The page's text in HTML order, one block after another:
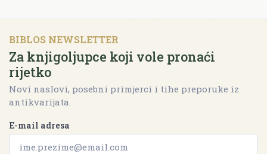
BIBLOS NEWSLETTER
Za knjigoljupce koji vole pronaći
rijetko
Novi naslovi, posebni primjerci i tihe preporuke iz
antikvarijata.
E-mail adresa